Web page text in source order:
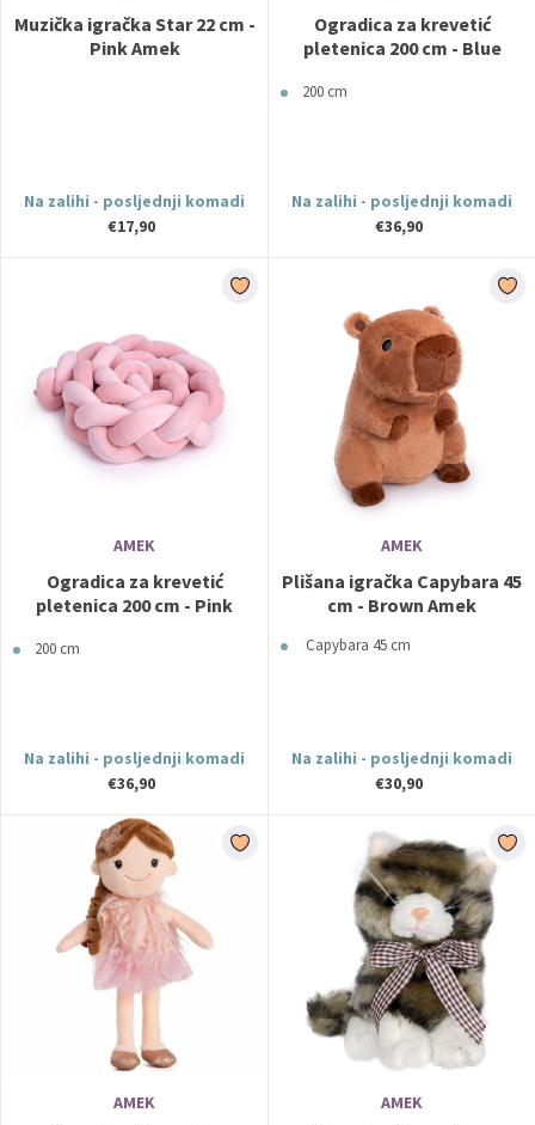
Muzička igračka Star 22 cm -
Pink Amek
Na zalihi - posljednji komadi
€17,90
Ogradica za krevetić
pletenica 200 cm - Blue
200 cm
Na zalihi - posljednji komadi
€36,90
AMEK
Ogradica za krevetić
pletenica 200 cm - Pink
200 cm
Na zalihi - posljednji komadi
€36,90
AMEK
Plišana igračka Capybara 45
cm - Brown Amek
Capybara 45 cm
Na zalihi - posljednji komadi
€30,90
AMEK AMEK